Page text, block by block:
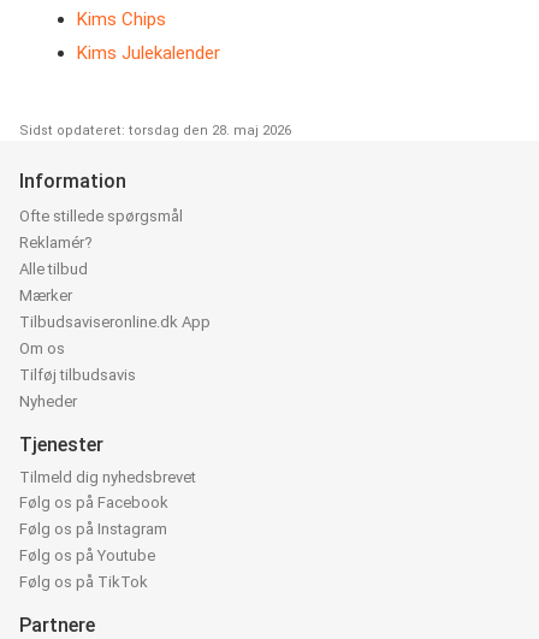
Kims Chips
Kims Julekalender
Sidst opdateret: torsdag den 28. maj 2026
Information
Ofte stillede spørgsmål
Reklamér?
Alle tilbud
Mærker
Tilbudsaviseronline.dk App
Om os
Tilføj tilbudsavis
Nyheder
Tjenester
Tilmeld dig nyhedsbrevet
Følg os på Facebook
Følg os på Instagram
Følg os på Youtube
Følg os på TikTok
Partnere